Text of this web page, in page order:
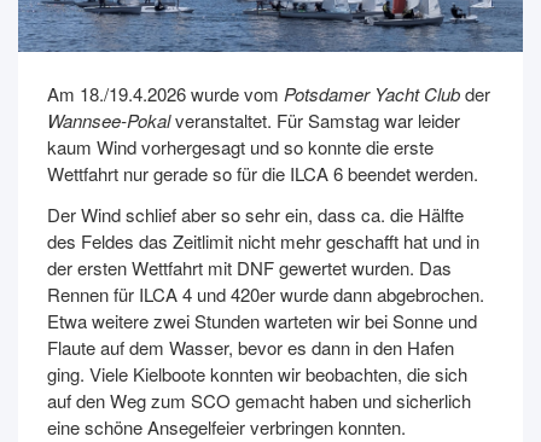
Am 18./19.4.2026 wurde vom Potsdamer Yacht Clubder
Wannsee-Pokalveranstaltet. Für Samstag war leider
kaum Wind vorhergesagt und so konnte die erste
Wettfahrt nur gerade so für die ILCA 6 beendet werden.
Der Wind schlief aber so sehr ein, dass ca. die Hälfte
des Feldes das Zeitlimit nicht mehr geschafft hat und in
der ersten Wettfahrt mit DNF gewertet wurden. Das
Rennen für ILCA 4 und 420er wurde dann abgebrochen.
Etwa weitere zwei Stunden warteten wir bei Sonne und
Flaute auf dem Wasser, bevor es dann in den Hafen
ging. Viele Kielboote konnten wir beobachten, die sich
auf den Weg zum SCO gemacht haben und sicherlich
eine schöne Ansegelfeier verbringen konnten.